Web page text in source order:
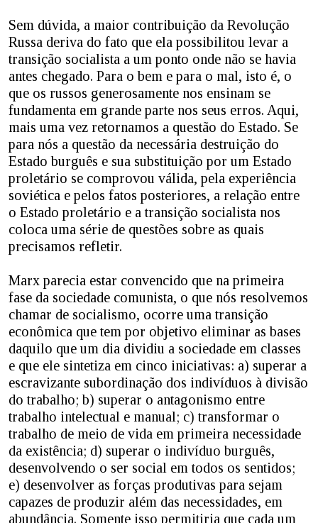
Sem dúvida, a maior contribuição da Revolução
Russa deriva do fato que ela possibilitou levar a
transição socialista a um ponto onde não se havia
antes chegado. Para o bem e para o mal, isto é, o
que os russos generosamente nos ensinam se
fundamenta em grande parte nos seus erros. Aqui,
mais uma vez retornamos a questão do Estado. Se
para nós a questão da necessária destruição do
Estado burguês e sua substituição por um Estado
proletário se comprovou válida, pela experiência
soviética e pelos fatos posteriores, a relação entre
o Estado proletário e a transição socialista nos
coloca uma série de questões sobre as quais
precisamos refletir.
Marx parecia estar convencido que na primeira
fase da sociedade comunista, o que nós resolvemos
chamar de socialismo, ocorre uma transição
econômica que tem por objetivo eliminar as bases
daquilo que um dia dividiu a sociedade em classes
e que ele sintetiza em cinco iniciativas: a) superar a
escravizante subordinação dos indivíduos à divisão
do trabalho; b) superar o antagonismo entre
trabalho intelectual e manual; c) transformar o
trabalho de meio de vida em primeira necessidade
da existência; d) superar o indivíduo burguês,
desenvolvendo o ser social em todos os sentidos;
e) desenvolver as forças produtivas para sejam
capazes de produzir além das necessidades, em
abundância. Somente isso permitiria que cada um